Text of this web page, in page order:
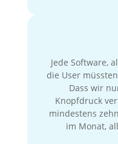
Jede Software,
die User
Dass wir
Knopfdruck
mindestens
im Monat,